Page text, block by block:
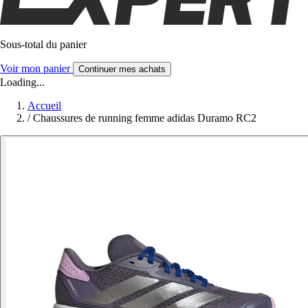
Sous-total du panier
Voir mon panier Continuer mes achats
Loading...
Accueil
/ Chaussures de running femme adidas Duramo RC2